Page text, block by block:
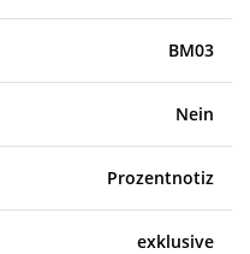
BM03
Nein
Prozentnotiz
exklusive